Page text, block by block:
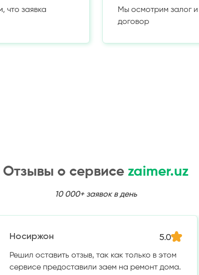
что заявка
Мы осмотрим залог
договор
Отзывы о сервисе zaimer.uz
10 000+ заявок в день
Носиржон 5.0
Решил оставить отзыв, так как только в этом
сервисе предоставили заем на ремонт дома.